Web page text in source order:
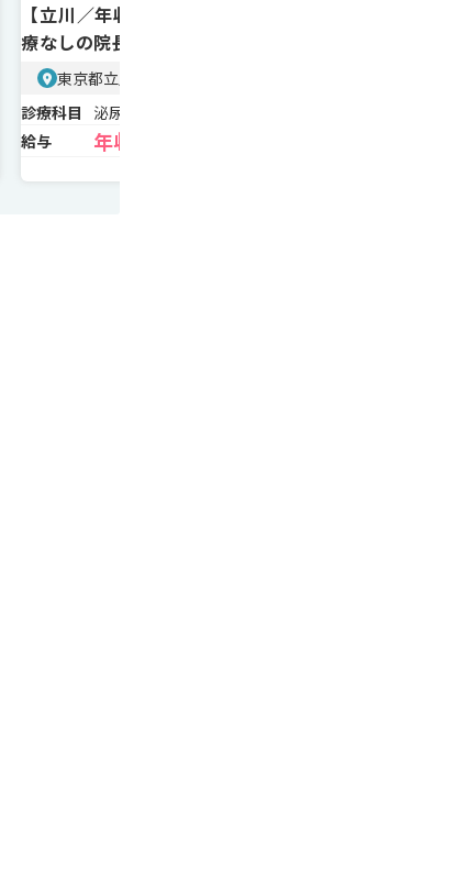
【立川／年収700万～】年齢不問！診
療なしの院長募集／副業・兼務も可／
週1〜OK
東京都立川市 JR『立川駅』北口
診療科目
泌尿器科、美容外科
給与
年収700万〜